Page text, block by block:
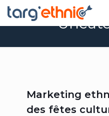
Marketing
des fêtes